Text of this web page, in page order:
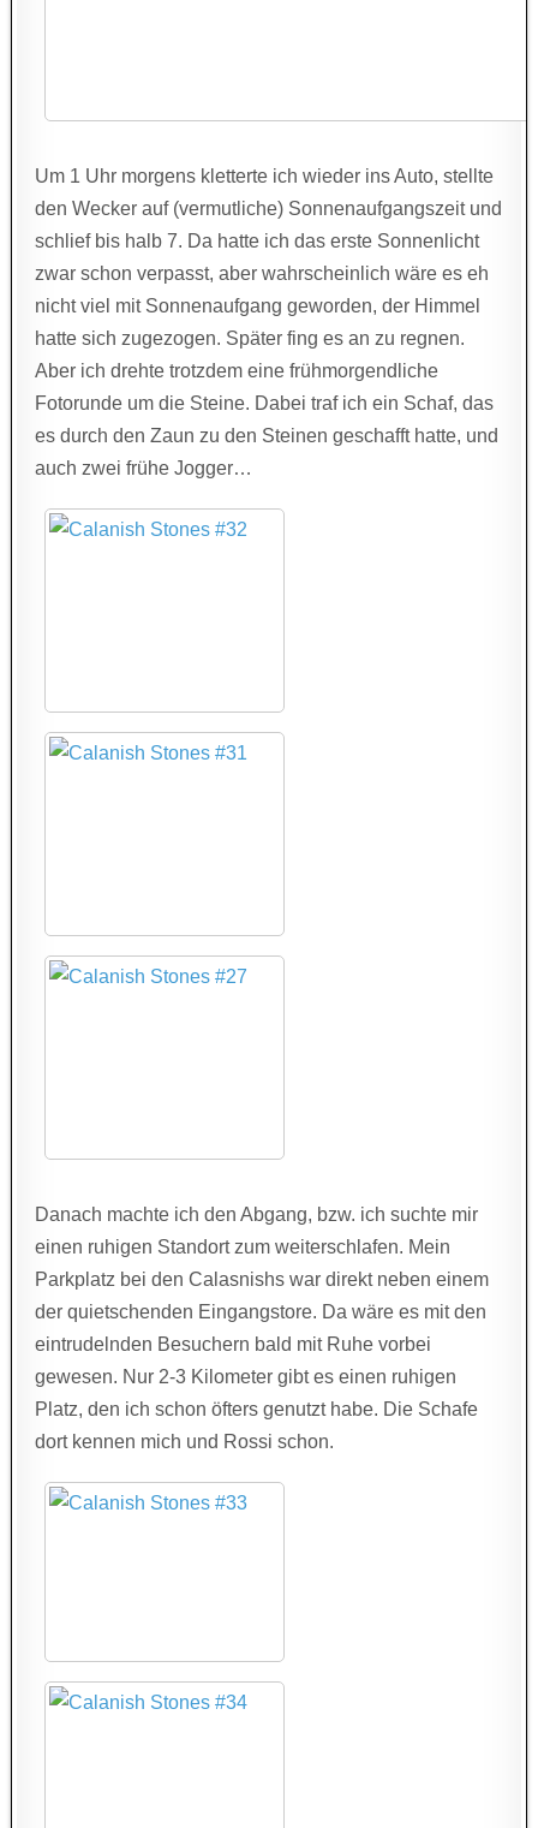
Um 1 Uhr morgens kletterte ich wieder ins Auto, stellte
den Wecker auf (vermutliche) Sonnenaufgangszeit und
schlief bis halb 7. Da hatte ich das erste Sonnenlicht
zwar schon verpasst, aber wahrscheinlich wäre es eh
nicht viel mit Sonnenaufgang geworden, der Himmel
hatte sich zugezogen. Später fing es an zu regnen.
Aber ich drehte trotzdem eine frühmorgendliche
Fotorunde um die Steine. Dabei traf ich ein Schaf, das
es durch den Zaun zu den Steinen geschafft hatte, und
auch zwei frühe Jogger…
Danach machte ich den Abgang, bzw. ich suchte mir
einen ruhigen Standort zum weiterschlafen. Mein
Parkplatz bei den Calasnishs war direkt neben einem
der quietschenden Eingangstore. Da wäre es mit den
eintrudelnden Besuchern bald mit Ruhe vorbei
gewesen. Nur 2-3 Kilometer gibt es einen ruhigen
Platz, den ich schon öfters genutzt habe. Die Schafe
dort kennen mich und Rossi schon.